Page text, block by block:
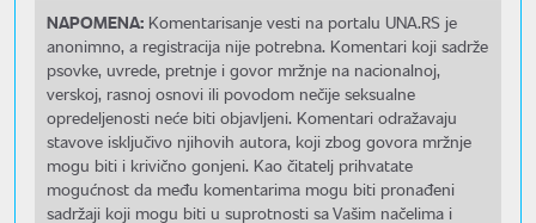
NAPOMENA: Komentarisanje vesti na portalu UNA.RS je
anonimno, a registracija nije potrebna. Komentari koji sadrže
psovke, uvrede, pretnje i govor mržnje na nacionalnoj,
verskoj, rasnoj osnovi ili povodom nečije seksualne
opredeljenosti neće biti objavljeni. Komentari odražavaju
stavove isključivo njihovih autora, koji zbog govora mržnje
mogu biti i krivično gonjeni. Kao čitatelj prihvatate
mogućnost da među komentarima mogu biti pronađeni
sadržaji koji mogu biti u suprotnosti sa Vašim načelima i